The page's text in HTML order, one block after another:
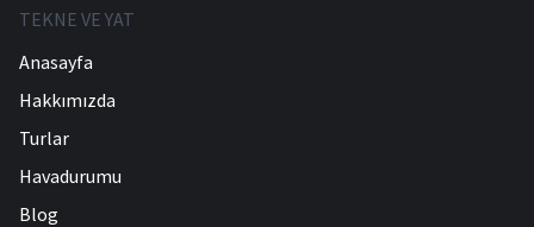
TEKNE VE YAT
Anasayfa
Hakkımızda
Turlar
Havadurumu
Blog